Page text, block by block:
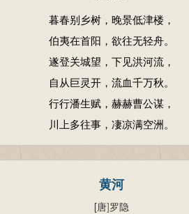
暮春别乡树，晚景低津楼，
伯夷在首阳，欲往无轻舟。
遂登关城望，下见洪河流，
自从巨灵开，流血千万秋。
行行潘生赋，赫赫曹公谋，
川上多往事，凄凉满空洲。
黄河
[唐]罗隐